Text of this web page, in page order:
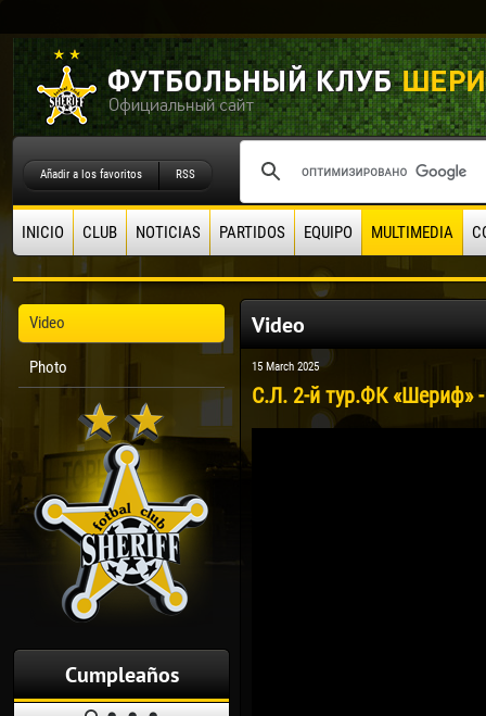
Añadir a los favoritos RSS
INICIO CLUB NOTICIAS PARTIDOS EQUIPO MULTIMEDIA
Video
Photo
Cumpleaños
Video
15 March 2025
С.Л. 2-й тур.ФК «Шериф»